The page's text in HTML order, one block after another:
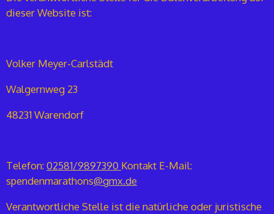
dieser Website ist:
Volker Meyer-Carlstädt
Walgernweg 23
48231 Warendorf
Telefon: 02581/9897390 Kontakt E-Mail:
spendenmarathons@gmx.de
Verantwortliche Stelle ist die natürliche oder juristische